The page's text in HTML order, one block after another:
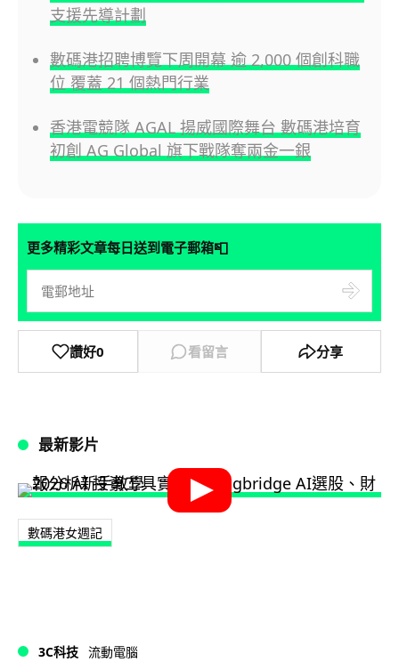
支援先導計劃
數碼港招聘博覽下周開幕 逾 2,000 個創科職
位 覆蓋 21 個熱門行業
香港電競隊 AGAL 揚威國際舞台 數碼港培育
初創 AG Global 旗下戰隊奪兩金一銀
更多精彩文章每日送到電子郵箱📮
讚好0 看留言 分享
最新影片
數碼港女週記
3C科技 流動電腦